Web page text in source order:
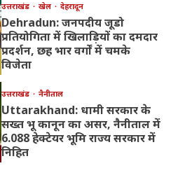
उत्तराखंड खेल देहरादून
Dehradun: जनपदीय जूडो
प्रतियोगिता में खिलाड़ियों का दमदार
प्रदर्शन, छह भार वर्गों में चमके
विजेता
उत्तराखंड नैनीताल
Uttarakhand: धामी सरकार के
सख्त भू कानून का असर, नैनीताल में
6.088 हेक्टेयर भूमि राज्य सरकार में
निहित